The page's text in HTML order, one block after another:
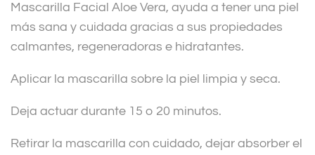
Mascarilla Facial Aloe Vera, ayuda a tener una piel
más sana y cuidada gracias a sus propiedades
calmantes, regeneradoras e hidratantes.
Aplicar la mascarilla sobre la piel limpia y seca.
Deja actuar durante 15 o 20 minutos.
Retirar la mascarilla con cuidado, dejar absorber el